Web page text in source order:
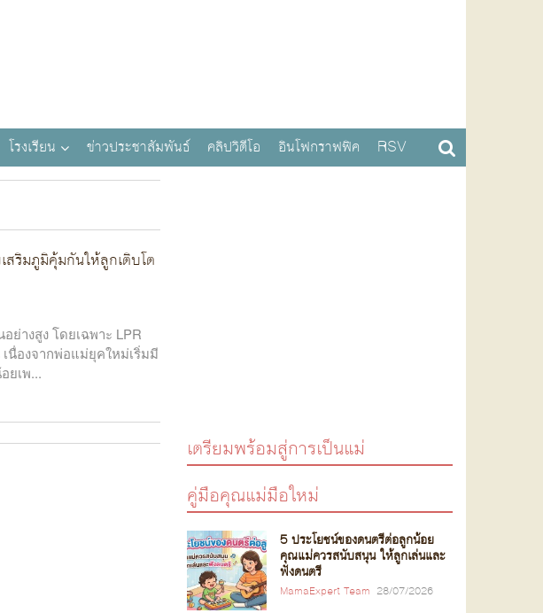
โรงเรียน ข่าวประชาสัมพันธ์ คลิปวิดีโอ อินโฟกราฟฟิค RSV
สริมภูมิคุ้มกันให้ลูกเติบโต
ย่างสูง โดยเฉพาะ LPR
นื่องจากพ่อแม่ยุคใหม่เริ่มมี
ยเพ...
เตรียมพร้อมสู่การเป็นแม่
คู่มือคุณแม่มือใหม่
5 ประโยชน์ของดนตรีต่อลูกน้อย
คุณแม่ควรสนับสนุน ให้ลูกเล่นและ
ฟังดนตรี
MamaExpert Team 28/07/2026